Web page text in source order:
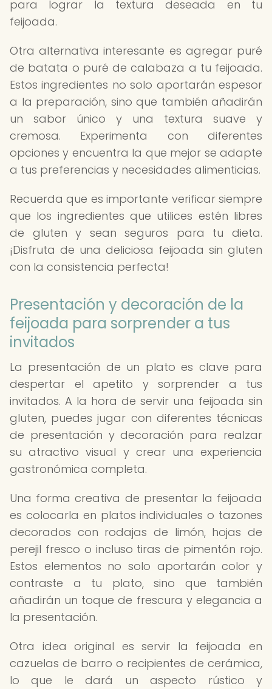
para lograr la textura deseada en tu
feijoada.
Otra alternativa interesante es agregar puré
de batata o puré de calabaza a tu feijoada.
Estos ingredientes no solo aportarán espesor
a la preparación, sino que también añadirán
un sabor único y una textura suave y
cremosa. Experimenta con diferentes
opciones y encuentra la que mejor se adapte
a tus preferencias y necesidades alimenticias.
Recuerda que es importante verificar siempre
que los ingredientes que utilices estén libres
de gluten y sean seguros para tu dieta.
¡Disfruta de una deliciosa feijoada sin gluten
con la consistencia perfecta!
Presentación y decoración de la
feijoada para sorprender a tus
invitados
La presentación de un plato es clave para
despertar el apetito y sorprender a tus
invitados. A la hora de servir una feijoada sin
gluten, puedes jugar con diferentes técnicas
de presentación y decoración para realzar
su atractivo visual y crear una experiencia
gastronómica completa.
Una forma creativa de presentar la feijoada
es colocarla en platos individuales o tazones
decorados con rodajas de limón, hojas de
perejil fresco o incluso tiras de pimentón rojo.
Estos elementos no solo aportarán color y
contraste a tu plato, sino que también
añadirán un toque de frescura y elegancia a
la presentación.
Otra idea original es servir la feijoada en
cazuelas de barro o recipientes de cerámica,
lo que le dará un aspecto rústico y